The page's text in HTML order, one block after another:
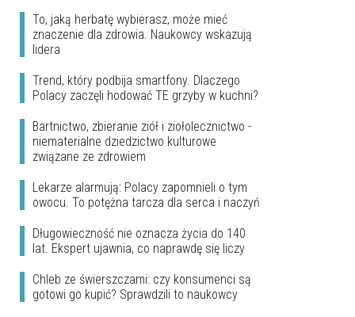
To, jaką herbatę wybierasz, może mieć
znaczenie dla zdrowia. Naukowcy wskazują
lidera
Trend, który podbija smartfony. Dlaczego
Polacy zaczęli hodować TE grzyby w kuchni?
Bartnictwo, zbieranie ziół i ziołolecznictwo -
niematerialne dziedzictwo kulturowe
związane ze zdrowiem
Lekarze alarmują: Polacy zapomnieli o tym
owocu. To potężna tarcza dla serca i naczyń
Długowieczność nie oznacza życia do 140
lat. Ekspert ujawnia, co naprawdę się liczy
Chleb ze świerszczami: czy konsumenci są
gotowi go kupić? Sprawdzili to naukowcy